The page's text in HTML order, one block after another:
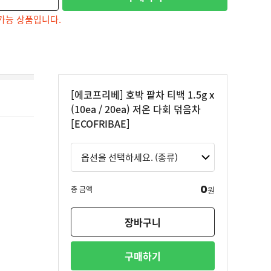
능 상품입니다.
[에코프리베] 호박 팥차 티백 1.5g x
(10ea / 20ea) 저온 다회 덖음차
[ECOFRIBAE]
총 금액 0원
장바구니
구매하기